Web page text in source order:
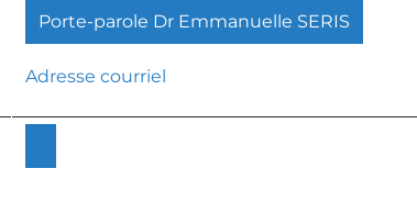
Porte-parole Dr Emmanuelle SERIS
Adresse courriel